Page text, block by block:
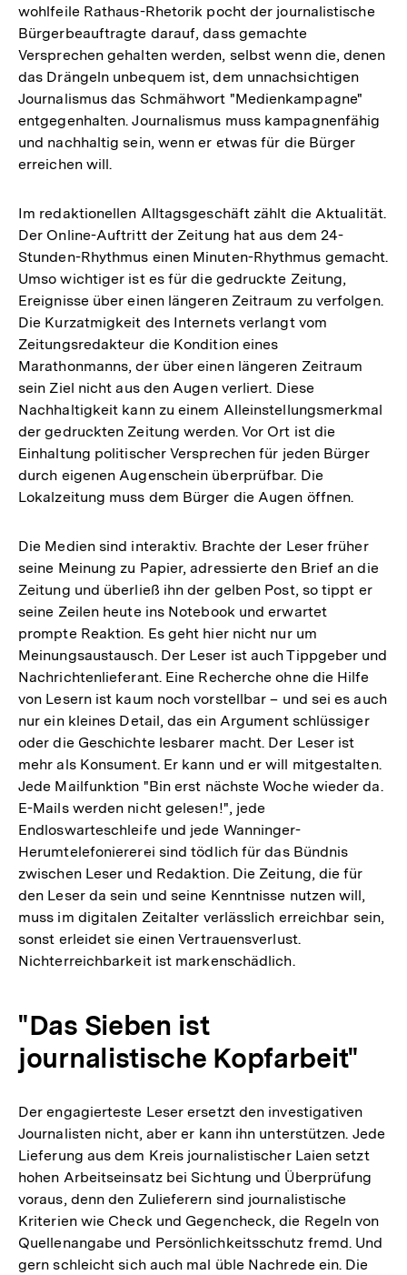
wohlfeile Rathaus-Rhetorik pocht der journalistische
Bürgerbeauftragte darauf, dass gemachte
Versprechen gehalten werden, selbst wenn die, denen
das Drängeln unbequem ist, dem unnachsichtigen
Journalismus das Schmähwort "Medienkampagne"
entgegenhalten. Journalismus muss kampagnenfähig
und nachhaltig sein, wenn er etwas für die Bürger
erreichen will.
Im redaktionellen Alltagsgeschäft zählt die Aktualität.
Der Online-Auftritt der Zeitung hat aus dem 24-
Stunden-Rhythmus einen Minuten-Rhythmus gemacht.
Umso wichtiger ist es für die gedruckte Zeitung,
Ereignisse über einen längeren Zeitraum zu verfolgen.
Die Kurzatmigkeit des Internets verlangt vom
Zeitungsredakteur die Kondition eines
Marathonmanns, der über einen längeren Zeitraum
sein Ziel nicht aus den Augen verliert. Diese
Nachhaltigkeit kann zu einem Alleinstellungsmerkmal
der gedruckten Zeitung werden. Vor Ort ist die
Einhaltung politischer Versprechen für jeden Bürger
durch eigenen Augenschein überprüfbar. Die
Lokalzeitung muss dem Bürger die Augen öffnen.
Die Medien sind interaktiv. Brachte der Leser früher
seine Meinung zu Papier, adressierte den Brief an die
Zeitung und überließ ihn der gelben Post, so tippt er
seine Zeilen heute ins Notebook und erwartet
prompte Reaktion. Es geht hier nicht nur um
Meinungsaustausch. Der Leser ist auch Tippgeber und
Nachrichtenlieferant. Eine Recherche ohne die Hilfe
von Lesern ist kaum noch vorstellbar – und sei es auch
nur ein kleines Detail, das ein Argument schlüssiger
oder die Geschichte lesbarer macht. Der Leser ist
mehr als Konsument. Er kann und er will mitgestalten.
Jede Mailfunktion "Bin erst nächste Woche wieder da.
E-Mails werden nicht gelesen!", jede
Endloswarteschleife und jede Wanninger-
Herumtelefoniererei sind tödlich für das Bündnis
zwischen Leser und Redaktion. Die Zeitung, die für
den Leser da sein und seine Kenntnisse nutzen will,
muss im digitalen Zeitalter verlässlich erreichbar sein,
sonst erleidet sie einen Vertrauensverlust.
Nichterreichbarkeit ist markenschädlich.
"Das Sieben ist
journalistische Kopfarbeit"
Der engagierteste Leser ersetzt den investigativen
Journalisten nicht, aber er kann ihn unterstützen. Jede
Lieferung aus dem Kreis journalistischer Laien setzt
hohen Arbeitseinsatz bei Sichtung und Überprüfung
voraus, denn den Zulieferern sind journalistische
Kriterien wie Check und Gegencheck, die Regeln von
Quellenangabe und Persönlichkeitsschutz fremd. Und
gern schleicht sich auch mal üble Nachrede ein. Die